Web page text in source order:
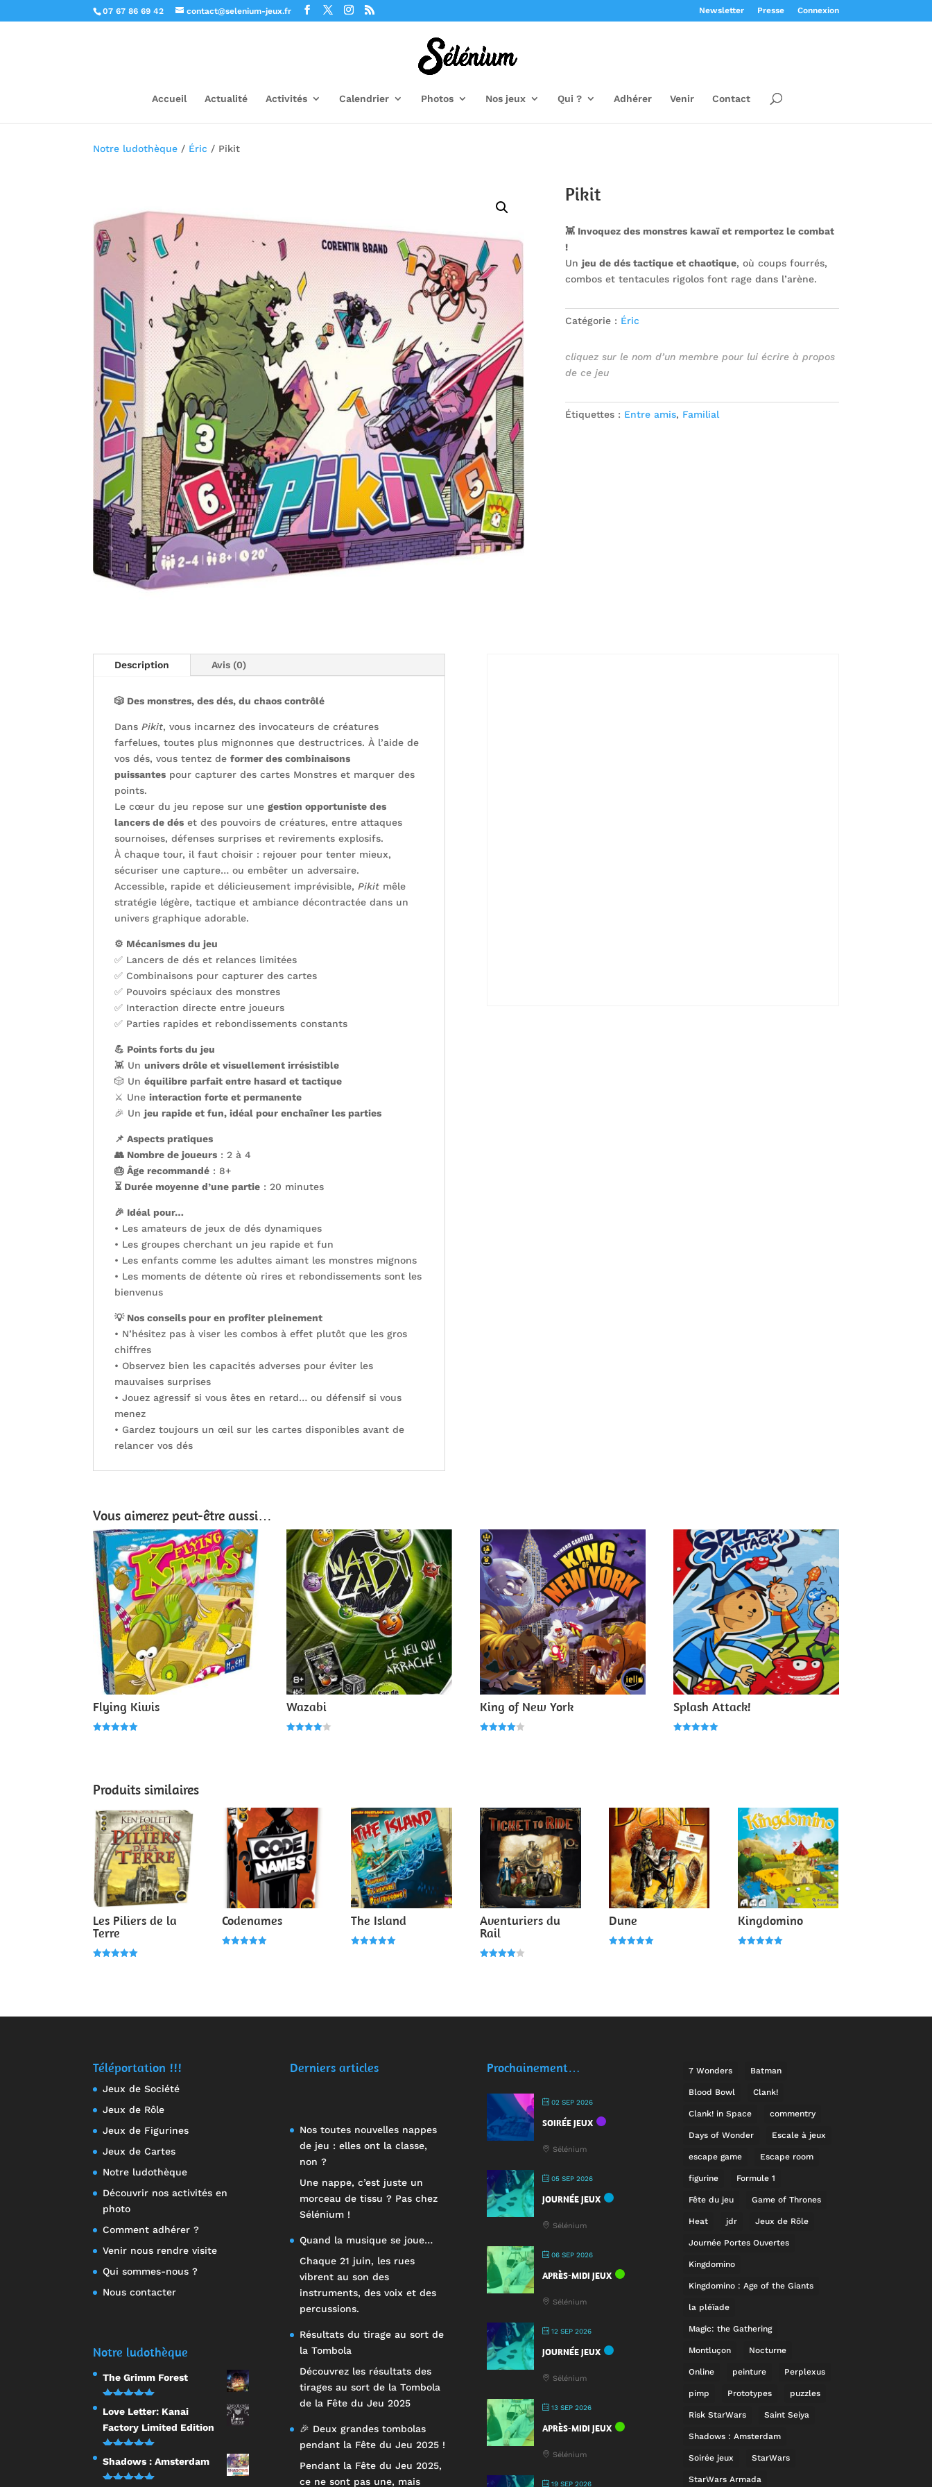
07 67 86 69 42 contact@selenium-jeux.fr Newsletter Presse Connexion
Accueil Actualité Activités Calendrier Photos Nos jeux Qui ? Adhérer Venir Contact
Notre ludothèque / Éric / Pikit
Pikit
👾 Invoquez des monstres kawaï et remportez le combat
!
Un jeu de dés tactique et chaotique, où coups fourrés,
combos et tentacules rigolos font rage dans l’arène.
Catégorie : Éric
cliquez sur le nom d’un membre pour lui écrire à propos
de ce jeu
Étiquettes : Entre amis, Familial
Description Avis (0)
🎲 Des monstres, des dés, du chaos contrôlé
Dans Pikit, vous incarnez des invocateurs de créatures
farfelues, toutes plus mignonnes que destructrices. À l’aide de
vos dés, vous tentez deformer des combinaisons
puissantes pour capturer des cartes Monstres et marquer des
points.
Le cœur du jeu repose sur unegestion opportuniste des
lancers de dés et des pouvoirs de créatures, entre attaques
sournoises, défenses surprises et revirements explosifs.
À chaque tour, il faut choisir : rejouer pour tenter mieux,
sécuriser une capture… ou embêter un adversaire.
Accessible, rapide et délicieusement imprévisible, Pikit mêle
stratégie légère, tactique et ambiance décontractée dans un
univers graphique adorable.
⚙️ Mécanismes du jeu
✅ Lancers de dés et relances limitées
✅ Combinaisons pour capturer des cartes
✅ Pouvoirs spéciaux des monstres
✅ Interaction directe entre joueurs
✅ Parties rapides et rebondissements constants
💪 Points forts du jeu
👾 Ununivers drôle et visuellement irrésistible
🎲 Unéquilibre parfait entre hasard et tactique
⚔️ Uneinteraction forte et permanente
🎉 Unjeu rapide et fun, idéal pour enchaîner les parties
📌 Aspects pratiques
👥 Nombre de joueurs : 2 à 4
🎂 Âge recommandé : 8+
⏳ Durée moyenne d’une partie : 20 minutes
🎉 Idéal pour…
• Les amateurs de jeux de dés dynamiques
• Les groupes cherchant un jeu rapide et fun
• Les enfants comme les adultes aimant les monstres mignons
• Les moments de détente où rires et rebondissements sont les
bienvenus
💡 Nos conseils pour en profiter pleinement
• N’hésitez pas à viser les combos à effet plutôt que les gros
chiffres
• Observez bien les capacités adverses pour éviter les
mauvaises surprises
• Jouez agressif si vous êtes en retard… ou défensif si vous
menez
• Gardez toujours un œil sur les cartes disponibles avant de
relancer vos dés
Vous aimerez peut-être aussi…
Flying Kiwis Wazabi King of New York Splash Attack!
Produits similaires
Les Piliers de la
Terre
Codenames The Island Aventuriers du
Rail
Dune Kingdomino
Téléportation !!!
Jeux de Société
Jeux de Rôle
Jeux de Figurines
Jeux de Cartes
Notre ludothèque
Découvrir nos activités en
photo
Comment adhérer ?
Venir nous rendre visite
Qui sommes-nous ?
Nous contacter
Notre ludothèque
The Grimm Forest
Note 5.00
sur 5
Love Letter: Kanai
Factory Limited Edition
Note5.00
sur 5
Shadows : Amsterdam
Derniers articles
Nos toutes nouvelles nappes
de jeu : elles ont la classe,
non ?
Une nappe, c’est juste un
morceau de tissu ? Pas chez
Sélénium !
Quand la musique se joue…
Chaque 21 juin, les rues
vibrent au son des
instruments, des voix et des
percussions.
Résultats du tirage au sort de
la Tombola
Découvrez les résultats des
tirages au sort de la Tombola
de la Fête du Jeu 2025
🎉 Deux grandes tombolas
pendant la Fête du Jeu 2025 !
Pendant la Fête du Jeu 2025,
ce ne sont pas une, mais
Prochainement…
02 SEP 2026
SOIRÉE JEUX
Sélénium
05 SEP 2026
JOURNÉE JEUX
Sélénium
06 SEP 2026
APRÈS-MIDI JEUX
Sélénium
12 SEP 2026
JOURNÉE JEUX
Sélénium
13 SEP 2026
APRÈS-MIDI JEUX
Sélénium
19 SEP 2026
7 Wonders Batman
Blood Bowl Clank!
Clank! in Space commentry
Days of Wonder Escale à jeux
escape game Escape room
figurine Formule 1
Fête du jeu Game of Thrones
Heat jdr Jeux de Rôle
Journée Portes Ouvertes
Kingdomino
Kingdomino : Age of the Giants
la pléïade
Magic: the Gathering
Montluçon Nocturne
Online peinture Perplexus
pimp Prototypes puzzles
Risk StarWars Saint Seiya
Shadows : Amsterdam
Soirée jeux StarWars
StarWars Armada